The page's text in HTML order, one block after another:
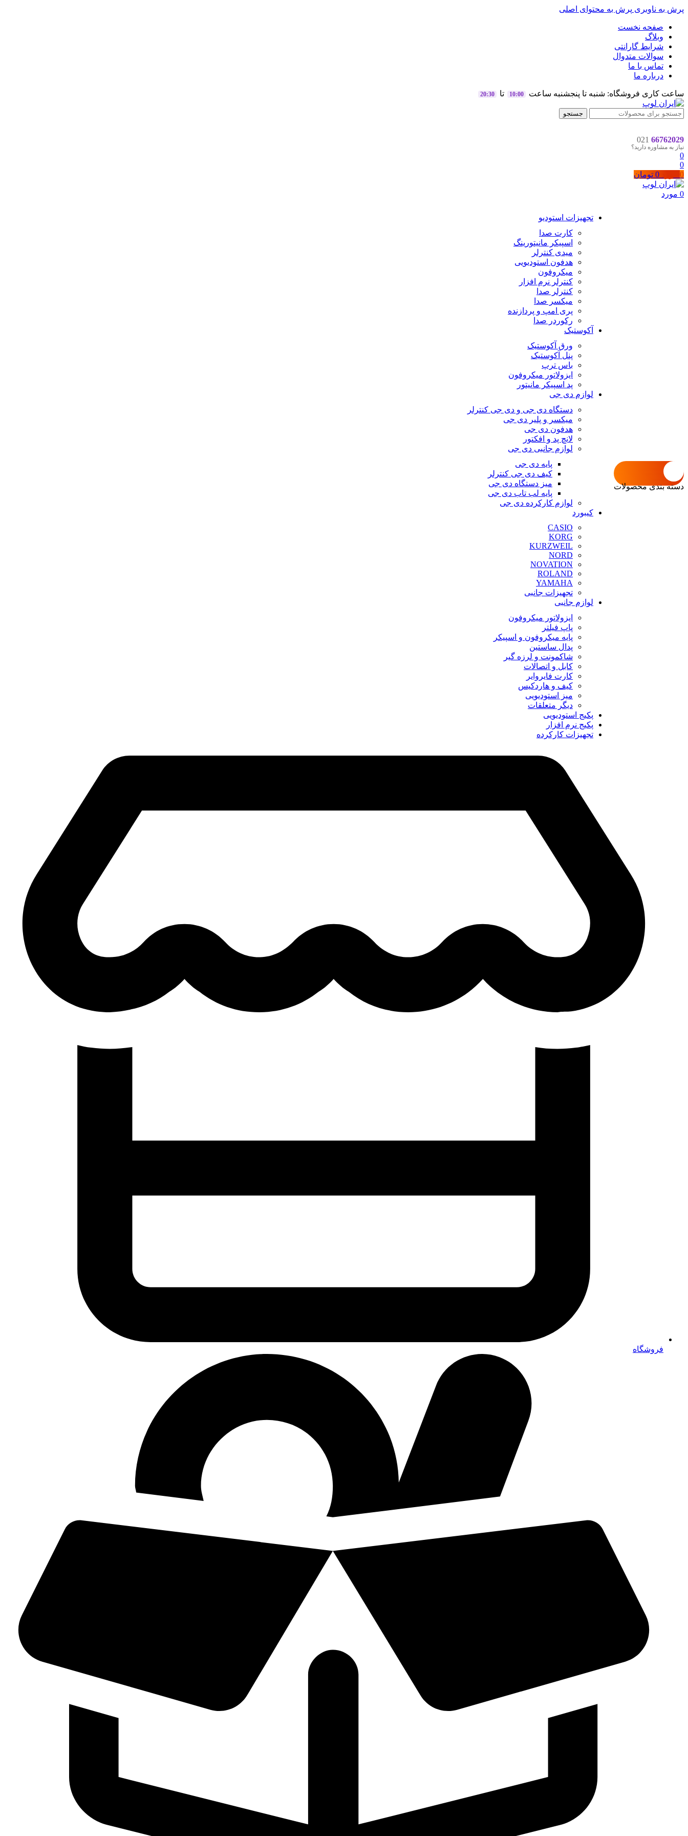
پرش به ناوبری پرش به محتوای اصلی
صفحه نخست
وبلاگ
شرایط گارانتی
سوالات متدوال
تماس با ما
درباره ما
ساعت کاری فروشگاه: شنبه تا پنجشنبه ساعت 10:00 تا 20:30
جستجو
021 66762029
نیاز به مشاوره دارید؟
0
0
0
0 تومان
0 مورد
دسته بندی محصولات
تجهیزات استودیو
کارت صدا
اسپیکر مانیتورینگ
میدی کنترلر
هدفون استودیویی
میکروفون
کنترلر نرم افزار
کنترلر صدا
میکسر صدا
پری امپ و پردازنده
رکوردر صدا
آکوستیک
ورق آکوستیک
پنل آکوستیک
باس ترپ
ایزولاتور میکروفون
پد اسپیکر مانیتور
لوازم دی جی
دستگاه دی جی و دی جی کنترلر
میکسر و پلیر دی جی
هدفون دی جی
لانچ پد و افکتور
لوازم جانبی دی جی
پایه دی جی
کیف دی جی کنترلر
میز دستگاه دی جی
پایه لب تاب دی جی
لوازم کارکرده دی جی
کیبورد
CASIO
KORG
KURZWEIL
NORD
NOVATION
ROLAND
YAMAHA
تجهیزات جانبی
لوازم جانبی
ایزولاتور میکروفون
پاپ فیلتر
پایه میکروفون و اسپیکر
پدال ساستین
شاکمونت و لرزه گیر
کابل و اتصالات
کارت فایروایر
کیف و هاردکیس
میز استودیویی
دیگر متعلقات
پکیج استودیویی
پکیج نرم افزار
تجهیزات کارکرده
فروشگاه